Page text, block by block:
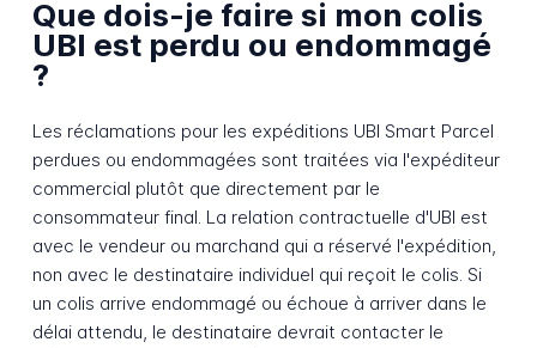
Que dois-je faire si mon colis
UBI est perdu ou endommagé
?
Les réclamations pour les expéditions UBI Smart Parcel
perdues ou endommagées sont traitées via l'expéditeur
commercial plutôt que directement par le
consommateur final. La relation contractuelle d'UBI est
avec le vendeur ou marchand qui a réservé l'expédition,
non avec le destinataire individuel qui reçoit le colis. Si
un colis arrive endommagé ou échoue à arriver dans le
délai attendu, le destinataire devrait contacter le